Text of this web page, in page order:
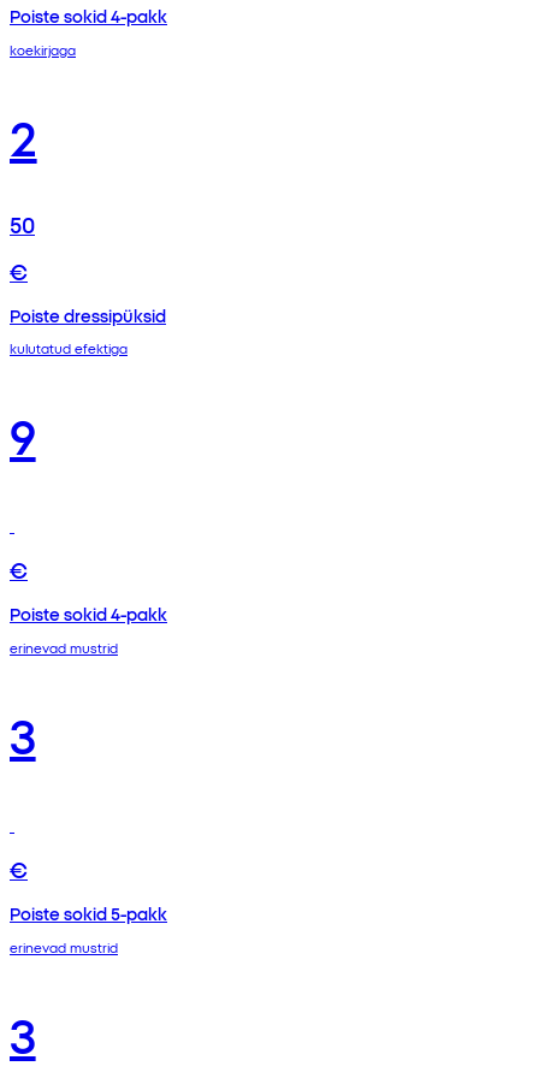
Poiste sokid 4-pakk
koekirjaga
2
50
€
Poiste dressipüksid
kulutatud efektiga
9
€
Poiste sokid 4-pakk
erinevad mustrid
3
€
Poiste sokid 5-pakk
erinevad mustrid
3